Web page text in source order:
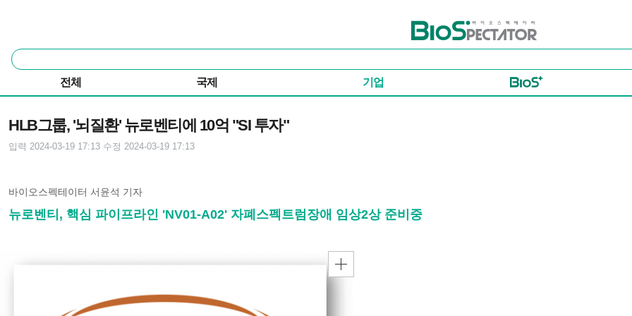
바이오스펙테이터
통
합
색
전체 국제 기업
HLB그룹, '뇌질환' 뉴로벤티에 10억 "SI 투자"
입력 2024-03-19 17:13 수정 2024-03-19 17:13
바이오스펙테이터 서윤석 기자
뉴로벤티, 핵심 파이프라인 'NV01-A02' 자폐스펙트럼장애 임상2상 준비중